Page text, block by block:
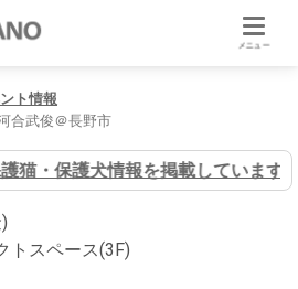
メニュー
ト情報
合武俊＠長野市
猫・保護犬情報を掲載しています
トスペース(3F)